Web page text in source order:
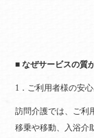
■ なぜサービスの質
1．ご利用者様の安
訪問介護では、ご利
移乗や移動、入浴介